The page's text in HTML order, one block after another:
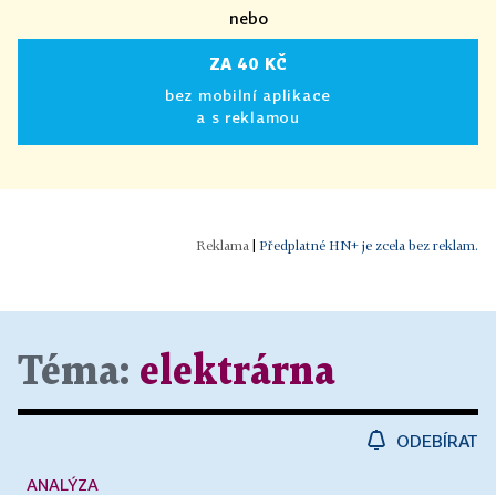
nebo
ZA 40 KČ
bez mobilní aplikace
a s reklamou
Předplatné HN+ je zcela bez reklam.
Téma: elektrárna
ODEBÍRAT
ANALÝZA